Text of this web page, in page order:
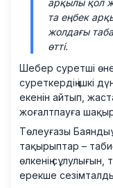
та еңбек
жолдағы
өтті.
Шебер суретші
суреткердің ішкі
екенін айтып,
жоғалтпауға
Төлеуғазы
тақырыптар –
өлкенің
ерекше